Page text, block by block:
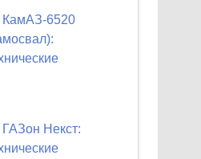
КамАЗ-6520
ГАЗон Некст: